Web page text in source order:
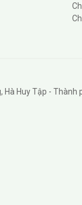
Hà Huy Tập - Thành